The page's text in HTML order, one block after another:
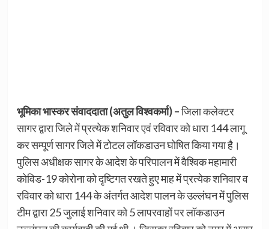
भूमिका भास्कर संवाददाता (अतुल विश्वकर्मा) –जिला कलेक्टर
सागर द्वारा जिले में प्रत्येक शनिवार एवं रविवार को धारा 144 लागू
कर सम्पूर्ण सागर जिले में टोटल लॉकडाउन घोषित किया गया है।
पुलिस अधीक्षक सागर के आदेश के परिपालन में वैश्विक महामारी
कोविड-19 कोरोना को दृष्टिगत रखते हुए माह में प्रत्येक शनिवार व
रविवार को धारा 144 के अंतर्गत आदेश पालन के उल्लंघन में पुलिस
टीम द्वारा 25 जुलाई शनिवार को 5 लापरवाहों पर लॉकडाउन